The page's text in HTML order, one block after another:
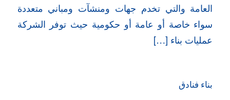
العامة والتي تخدم جهات ومنشآت ومباني متعددة
سواء خاصة أو عامة أو حكومية حيث توفر الشركة
عمليات بناء […]
بناء فنادق